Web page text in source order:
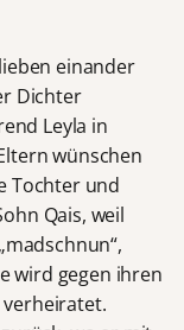
einander
Dichter
Leyla in
wünschen
Tochter und
Qais, weil
wird gegen ihren